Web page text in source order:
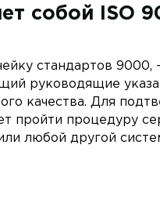
собой ISO
стандартов 9000,
руководящие
качества. Для
пройти процедуру
любой другой